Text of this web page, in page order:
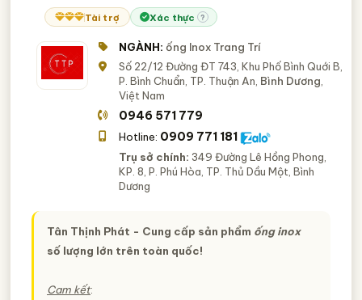
Tài trợ Xác thực ?
NGÀNH: ống Inox Trang Trí
Số 22/12 Đường ĐT 743, Khu Phố Bình Quới B,
P. Bình Chuẩn, TP. Thuận An, Bình Dương
Việt Nam
0946 571 779
Hotline: 0909 771 181
Trụ sở chính: 349 Đường Lê Hồng Phong,
KP. 8, P. Phú Hòa, TP. Thủ Dầu Một, Bình
Dương
Tân Thịnh Phát - Cung cấp sản phẩm ống inox
số lượng lớn trên toàn quốc!
Cam kết: